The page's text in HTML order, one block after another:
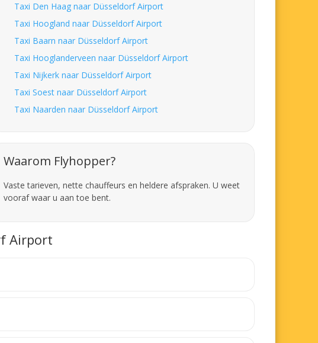
Taxi Den Haag naar Düsseldorf Airport
Taxi Hoogland naar Düsseldorf Airport
Taxi Baarn naar Düsseldorf Airport
Taxi Hooglanderveen naar Düsseldorf Airport
Taxi Nijkerk naar Düsseldorf Airport
Taxi Soest naar Düsseldorf Airport
Taxi Naarden naar Düsseldorf Airport
Waarom Flyhopper?
Vaste tarieven, nette chauffeurs en heldere afspraken. U weet
vooraf waar u aan toe bent.
Airport